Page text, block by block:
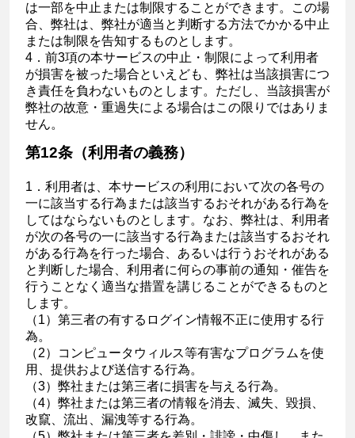
は一部を中止または制限することができます。この場
合、弊社は、弊社が適当と判断する方法でかかる中止
または制限を告知するものとします。
4．前3項の本サービスの中止・制限によって利用者
が損害を被った場合といえども、弊社は当該損害につ
き責任を負わないものとします。ただし、当該損害が
弊社の故意・重過失による場合はこの限りではありま
せん。
第12条（利用者の義務）
1．利用者は、本サービスの利用において次の各号の
一に該当する行為または該当するおそれがある行為を
してはならないものとします。なお、弊社は、利用者
が次の各号の一に該当する行為または該当するおそれ
がある行為を行った場合、あるいは行うおそれがある
と判断した場合、利用者に何らの事前の通知・催告を
行うことなく適当な措置を講じることができるものと
します。
（1）第三者の有するログイン情報不正に使用する行
為。
（2）コンピュータウィルス等有害なプログラムを使
用、提供および送信する行為。
（3）弊社または第三者に損害を与える行為。
（4）弊社または第三者の情報を消去、滅失、毀損、
改竄、流出、漏洩等する行為。